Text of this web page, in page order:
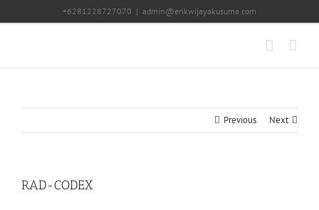
+6281228727070 | admin@erikwijayakusuma.com
Previous Next
RAD-CODEX